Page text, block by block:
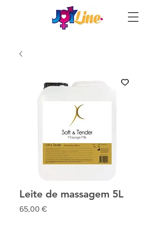
Leite de massagem 5L
65,00 €Preço